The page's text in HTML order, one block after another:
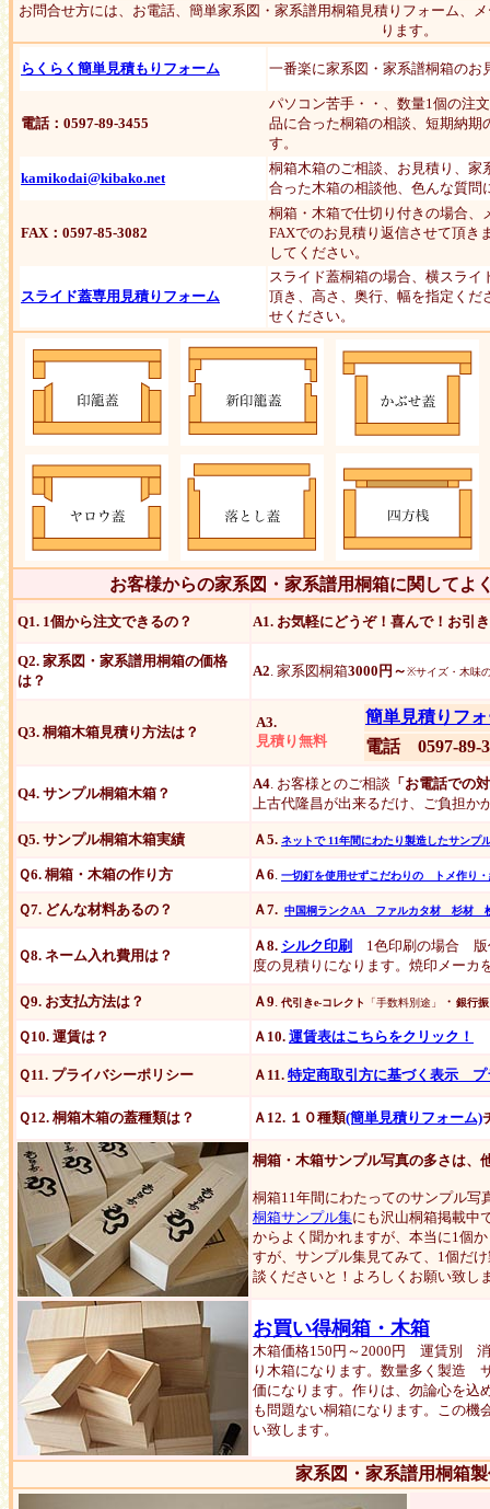
お問合せ方には、お電話、簡単家系図・家系譜用桐箱見積りフォーム、
ります。
らくらく簡単見積もりフォーム 一番楽に家系図・家系譜桐箱のお
電話：0597-89-3455
パソコン苦手・・、数量1個の注
品に合った桐箱の相談、短期納期
す。
kamikodai@kibako.net
桐箱木箱のご相談、お見積り、家
合った木箱の相談他、色んな質問
FAX：0597-85-3082
桐箱・木箱で仕切り付きの場合、
FAXでのお見積り返信させて頂
してください。
スライド蓋専用見積りフォーム
スライド蓋桐箱の場合、横スラ
頂き、高さ、奥行、幅を指定くだ
せください。
お客様からの家系図・家系譜用桐箱に関してよ
Q1. 1個から注文できるの？ A1. お気軽にどうぞ！喜んで！お引
Q2. 家系図・家系譜用桐箱の価格
は？
A2. 家系図桐箱3000円～※サイズ・木味
Q3. 桐箱木箱見積り方法は？
A3.
見積り無料
簡単見積りフ
電話 0597-89-
Q4. サンプル桐箱木箱？
A4. お客様とのご相談 「お電話での
上古代隆昌が出来るだけ、ご負担か
Q5. サンプル桐箱木箱実績 Ａ5. ネットで 11年間にわたり製造したサン
Ｑ6. 桐箱・木箱の作り方 Ａ6. 一切釘を使用せずこだわりの トメ作り・
Ｑ7. どんな材料あるの？ Ａ7. 中国桐ランクAA ファルカタ材 杉材
Ｑ8. ネーム入れ費用は？
Ａ8. シルク印刷
1色印刷の場合 版
度の見積りになります。焼印メーカ
Ｑ9. お支払方法は？ Ａ9. 代引きe-コレクト 「手数料別途」 ・ 銀行
Ｑ10. 運賃は？ Ａ10. 運賃表はこちらをクリック！
Ｑ11. プライバシーポリシー Ａ11. 特定商取引方に基づく表示 プ
Ｑ12. 桐箱木箱の蓋種類は？ Ａ12. １０種類(簡単見積りフォーム)
桐箱・木箱サンプル写真の多さは、
桐箱11年間にわたってのサンプル写
桐箱サンプル集にも沢山桐箱掲載中
からよく聞かれますが、本当に1個
すが、サンプル集見てみて、1個だ
談くださいと！よろしくお願い致し
お買い得桐箱・木箱
木箱価格150円～2000円 運賃別
り木箱になります。数量多く製造
価になります。作りは、勿論心を込
も問題ない桐箱になります。この機
い致します。
家系図・家系譜用桐箱